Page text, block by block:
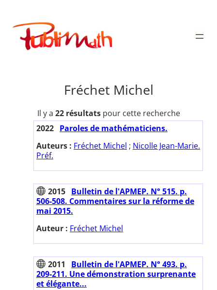
contenu
Publimath
Fréchet Michel
Il y a 22 résultatspour cette recherche
2022 Paroles de mathématiciens.
Auteurs : Fréchet Michel ; Nicolle Jean-Marie.
Préf.
2015 Bulletin de l'APMEP. N° 515. p.
506-508. Commentaires sur la réforme de
mai 2015.
Auteur : Fréchet Michel
2011
Bulletin de l'APMEP. N° 493. p.
209-211. Une démonstration surprenante
et élégante...